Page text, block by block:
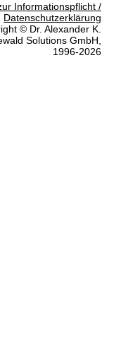
Informationspflicht /
Datenschutzerklärung
© Dr. Alexander K.
Solutions GmbH,
1996-2026